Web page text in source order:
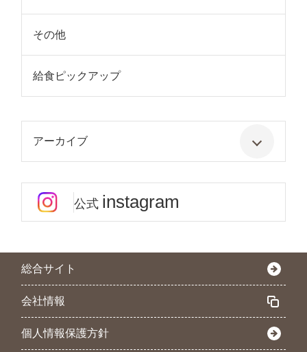
その他
給食ピックアップ
アーカイブ
公式 instagram
総合サイト
会社情報
個人情報保護方針